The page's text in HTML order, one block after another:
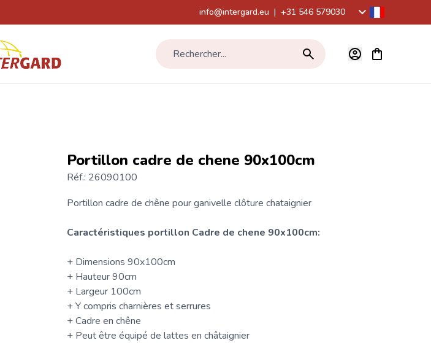
info@intergard.eu | +31 546 579030
Rechercher... Voir le
Portillon cadre de chene 90x100cm
Réf.: 26090100
Portillon cadre de chêne pourganivelle clôture chataignier
Caractéristiques portillon Cadre de chene 90x100cm:
+ Dimensions 90x100cm
+ Hauteur 90cm
+ Largeur 100cm
+ Y compris charnières et serrures
+ Cadre en chêne
+ Peut être équipé de lattes en châtaignier